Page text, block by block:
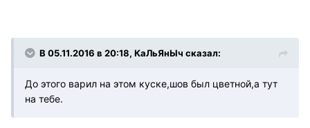
В 05.11.2016 в 20:18, КаЛьЯнЫч сказал:
До этого варил на этом куске,шов был цветной,а тут
на тебе.